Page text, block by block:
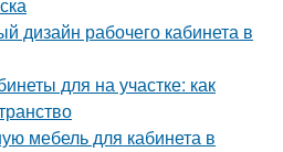
дизайн рабочего кабинета в
для на участке: как
мебель для кабинета в